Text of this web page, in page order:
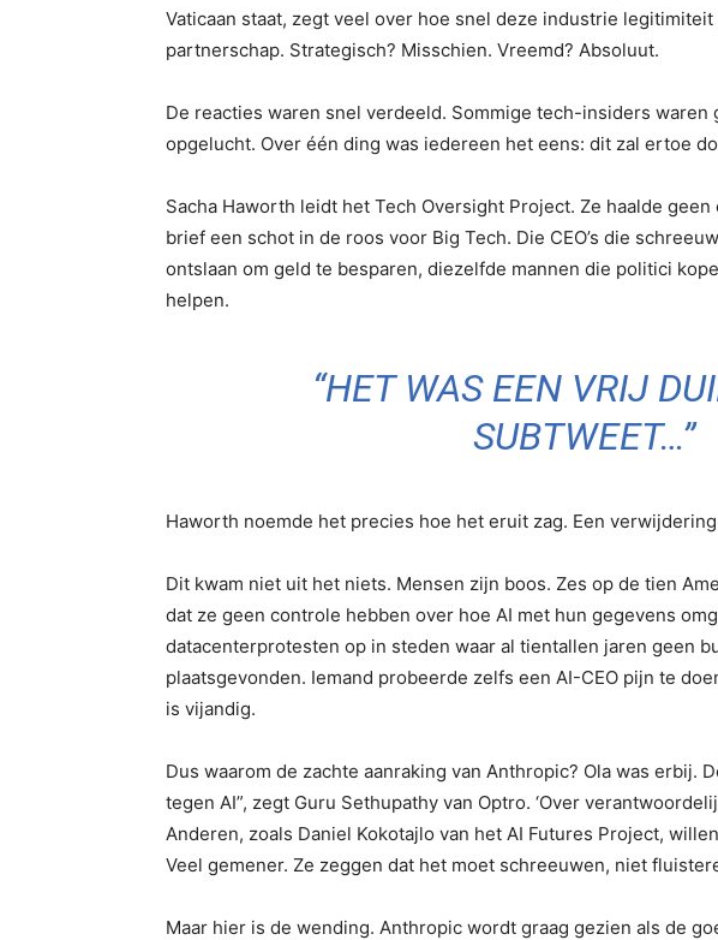
Vaticaan staat, zegt veel over hoe snel deze industrie
partnerschap. Strategisch? Misschien. Vreemd? Absoluut.
De reacties waren snel verdeeld. Sommige tech-insiders
opgelucht. Over één ding was iedereen het eens: dit zal ertoe
Sacha Haworth leidt het Tech Oversight Project. Ze haalde
brief een schot in de roos voor Big Tech. Die CEO’s die
ontslaan om geld te besparen, diezelfde mannen die politici
helpen.
“HET WAS EEN VRIJ
SUBTWEET…”
Haworth noemde het precies hoe het eruit zag. Een
Dit kwam niet uit het niets. Mensen zijn boos. Zes op de tien
dat ze geen controle hebben over hoe AI met hun gegevens
datacenterprotesten op in steden waar al tientallen jaren geen
plaatsgevonden. Iemand probeerde zelfs een AI-CEO pijn te
is vijandig.
Dus waarom de zachte aanraking van Anthropic? Ola was erbij.
tegen AI”, zegt Guru Sethupathy van Optro. ‘Over
Anderen, zoals Daniel Kokotajlo van het AI Futures Project,
Veel gemener. Ze zeggen dat het moet schreeuwen, niet
Maar hier is de wending. Anthropic wordt graag gezien als de